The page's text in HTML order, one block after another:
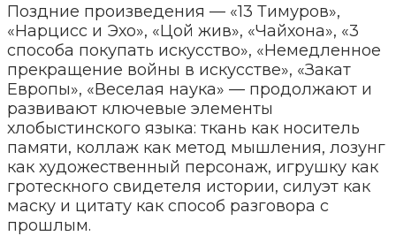
Поздние произведения — «13 Тимуров»,
«Нарцисс и Эхо», «Цой жив», «Чайхона», «3
способа покупать искусство», «Немедленное
прекращение войны в искусстве», «Закат
Европы», «Веселая наука» — продолжают и
развивают ключевые элементы
хлобыстинского языка: ткань как носитель
памяти, коллаж как метод мышления, лозунг
как художественный персонаж, игрушку как
гротескного свидетеля истории, силуэт как
маску и цитату как способ разговора с
прошлым.